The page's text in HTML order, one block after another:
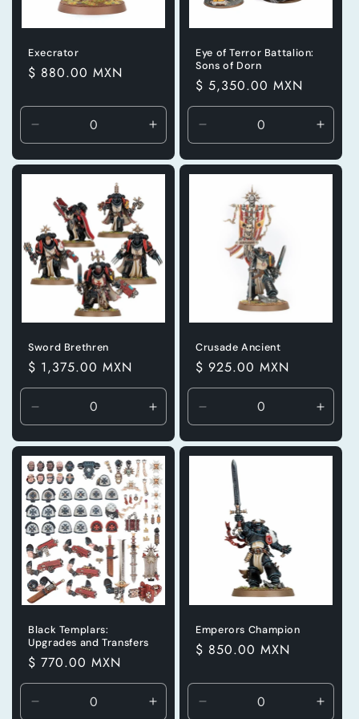
Execrator
Precio
$ 880.00 MXN
cantidad
para
Title
Aumentar
cantidad
para
Eye of Terror Battalion:
Sons of Dorn
Precio
habitual
$ 5,350.00 MXN
cantidad
para
para
Sword Brethren
Precio
habitual
$ 1,375.00 MXN
cantidad
para
Default
Title
Aumentar
cantidad
para
Default
Title
Crusade Ancient
Precio
habitual
$ 925.00 MXN
cantidad
para
Default
para
Black Templars:
Upgrades and Transfers
Precio
habitual
$ 770.00 MXN
Aumentar
Emperors Champion
Precio
$ 850.00 MXN